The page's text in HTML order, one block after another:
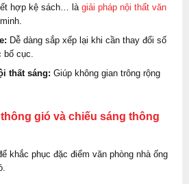
hợp kệ sách… là giải pháp nội thất văn
Dễ dàng sắp xếp lại khi cần thay đổi số
cục.
thất sáng: Giúp không gian trông rộng
gió và chiếu sáng thông
khắc phục đặc điểm văn phòng nhà ống